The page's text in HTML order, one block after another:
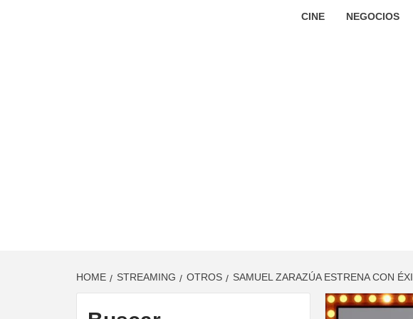
CINE NEGOCIOS
HOME STREAMING OTROS SAMUEL ZARAZÚA ESTRENA CON